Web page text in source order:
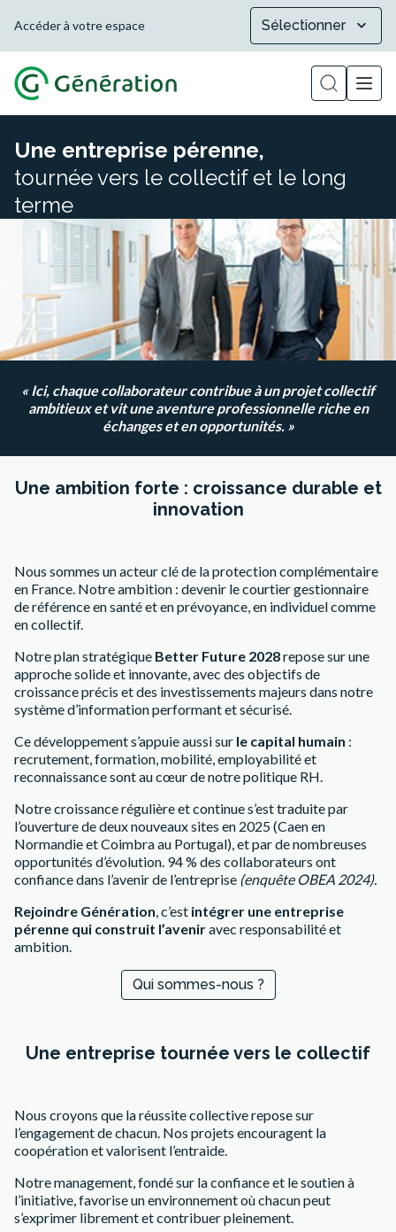
Accéder à votre espace Sélectionner
Afficher la
Une entreprise pérenne,
tournée vers le collectif et le long
terme
« Ici, chaque collaborateur contribue à un projet collectif
ambitieux et vit une aventure professionnelle riche en
échanges et en opportunités. »
Une ambition forte : croissance durable et
innovation
Nous sommes un acteur clé de la protection complémentaire
en France. Notre ambition : devenir le courtier gestionnaire
de référence en santé et en prévoyance, en individuel comme
en collectif.
Notre plan stratégique Better Future 2028repose sur une
approche solide et innovante, avec des objectifs de
croissance précis et des investissements majeurs dans notre
système d’information performant et sécurisé.
Ce développement s’appuie aussi sur le capital humain :
recrutement, formation, mobilité, employabilité et
reconnaissance sont au cœur de notre politique RH.
Notre croissance régulière et continue s’est traduite par
l’ouverture de deux nouveaux sites en 2025 (Caen en
Normandie et Coimbra au Portugal), et par de nombreuses
opportunités d’évolution. 94 % des collaborateurs ont
confiance dans l’avenir de l’entreprise (enquête OBEA 2024).
Rejoindre Génération, c’est intégrer une entreprise
pérenne qui construit l’aveniravec responsabilité et
ambition.
Qui sommes-nous ?
Une entreprise tournée vers le collectif
Nous croyons que la réussite collective repose sur
l’engagement de chacun. Nos projets encouragent la
coopération et valorisent l’entraide.
Notre management, fondé sur la confiance et le soutien à
l’initiative, favorise un environnement où chacun peut
s’exprimer librement et contribuer pleinement.